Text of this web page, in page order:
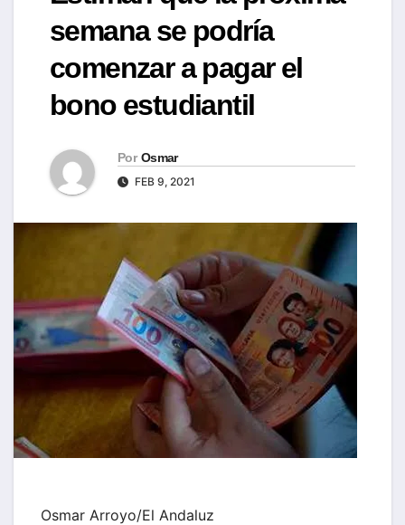
semana se podría
comenzar a pagar el
bono estudiantil
Por Osmar
FEB 9, 2021
Osmar Arroyo/El Andaluz